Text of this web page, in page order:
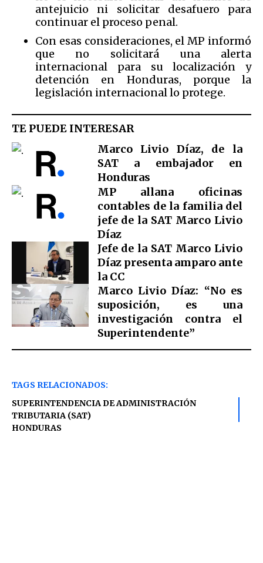
antejuicio ni solicitar desafuero para
continuar el proceso penal.
Con esas consideraciones, el MP informó
que no solicitará una alerta
internacional para su localización y
detención en Honduras, porque la
legislación internacional lo protege.
TE PUEDE INTERESAR
Marco Livio Díaz, de la
SAT a embajador en
Honduras
MP allana oficinas
contables de la familia del
jefe de la SAT Marco Livio
Díaz
Jefe de la SAT Marco Livio
Díaz presenta amparo ante
la CC
Marco Livio Díaz: “No es
suposición, es una
investigación contra el
Superintendente”
TAGS RELACIONADOS:
SUPERINTENDENCIA DE ADMINISTRACIÓN
TRIBUTARIA (SAT)
HONDURAS